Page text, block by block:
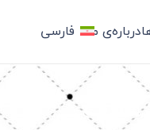
درباره‌ی ما فارسی